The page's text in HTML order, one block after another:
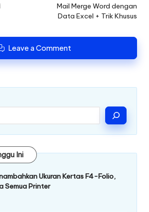
Mail Merge Word dengan
Data Excel + Trik Khusus
Leave a Comment
Ini
Ukuran Kertas F4-Folio,
Semua Printer